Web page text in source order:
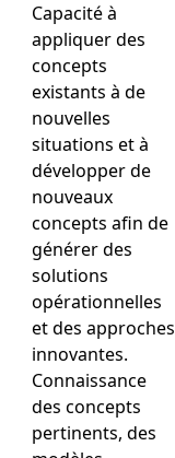
Capacité à
appliquer des
concepts
existants à de
nouvelles
situations et à
développer de
nouveaux
concepts afin de
générer des
solutions
opérationnelles
et des approches
innovantes.
Connaissance
des concepts
pertinents, des